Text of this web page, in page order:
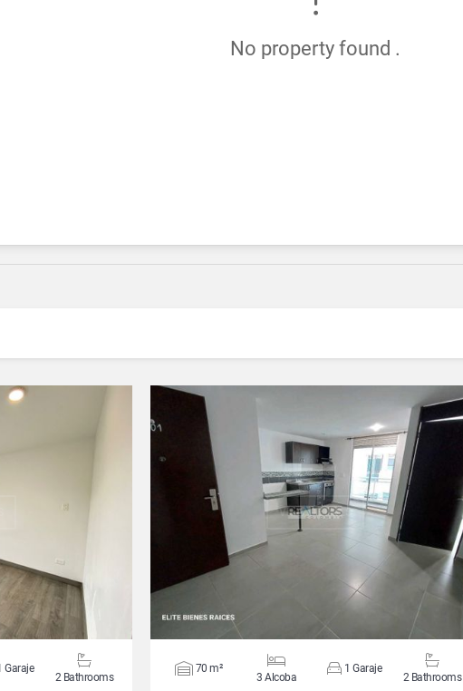
No property found .
Garaje
2 Bathrooms
VIEW DETAILS
70 m²
3 Alcoba
1 Garaje
2 Bathrooms